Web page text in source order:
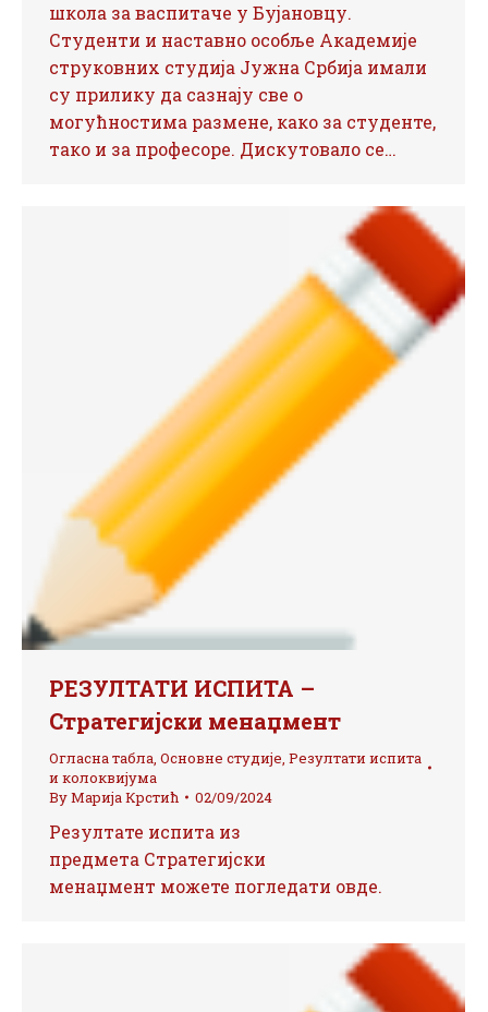
школа за васпитаче у Бујановцу.
Студенти и наставно особље Академије
струковних студија Јужна Србија имали
су прилику да сазнају све о
могућностима размене, како за студенте,
тако и за професоре. Дискутовало се…
РЕЗУЛТАТИ ИСПИТА –
Стратегијски менаџмент
Огласна табла, Основне студије, Резултати испита
и колоквијума
ByМарија Крстић 02/09/2024
Резултате испита из
предмета Стратегијски
менаџмент можете погледати овде.